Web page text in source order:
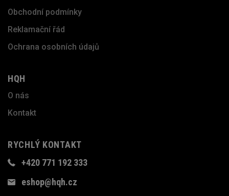
Obchodní podmínky
Reklamační řád
Ochrana osobních údajů
HQH
O nás
Kontakt
RYCHLÝ KONTAKT
+420 771 192 333
eshop@hqh.cz